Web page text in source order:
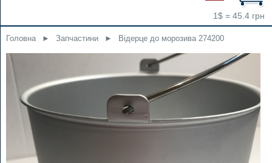
1$ = 45.4 грн
Головна ► Запчастини ► Відерце до морозива 274200